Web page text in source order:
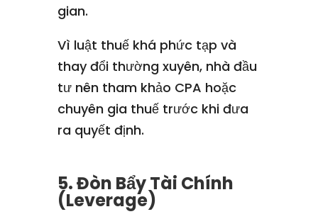
gian.
Vì luật thuế khá phức tạp và
thay đổi thường xuyên, nhà đầu
tư nên tham khảo CPA hoặc
chuyên gia thuế trước khi đưa
ra quyết định.
5. Đòn Bẩy Tài Chính
(Leverage)